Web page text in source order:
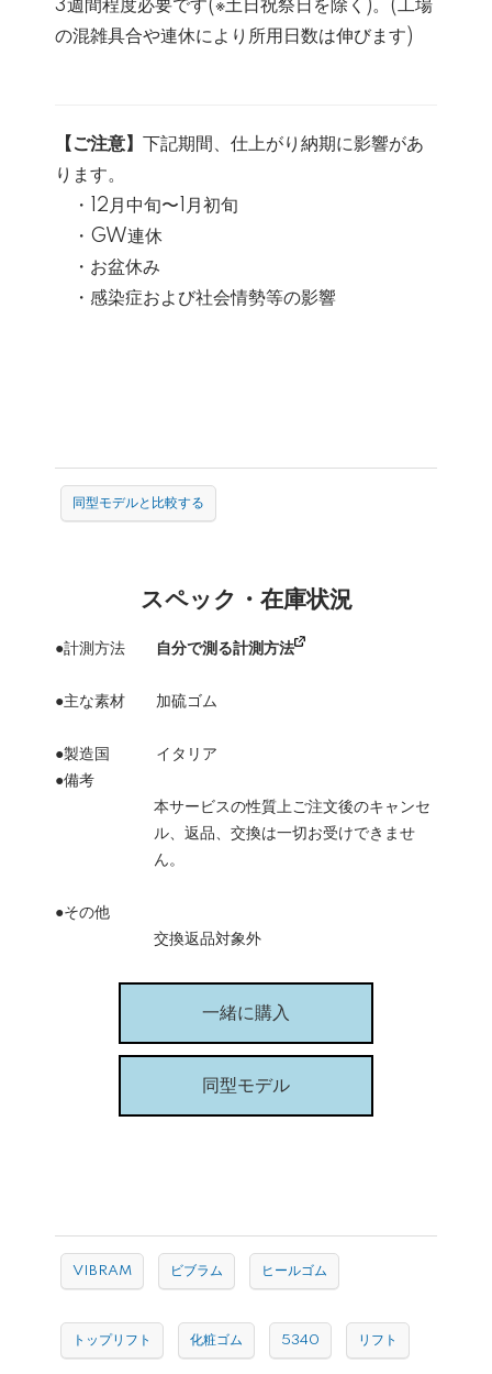
3週間程度必要です(※土日祝祭日を除く)。(工場
の混雑具合や連休により所用日数は伸びます)
【ご注意】 下記期間、仕上がり納期に影響があ
ります。
・12月中旬〜1月初旬
・GW連休
・お盆休み
・感染症および社会情勢等の影響
同型モデルと比較する
スペック・在庫状況
●計測方法 自分で測る計測方法
●主な素材 加硫ゴム
●製造国 イタリア
●備考
本サービスの性質上ご注文後のキャンセ
ル、返品、交換は一切お受けできませ
ん。
●その他
交換返品対象外
一緒に購入
同型モデル
VIBRAM ビブラム ヒールゴム
トップリフト 化粧ゴム 5340 リフト